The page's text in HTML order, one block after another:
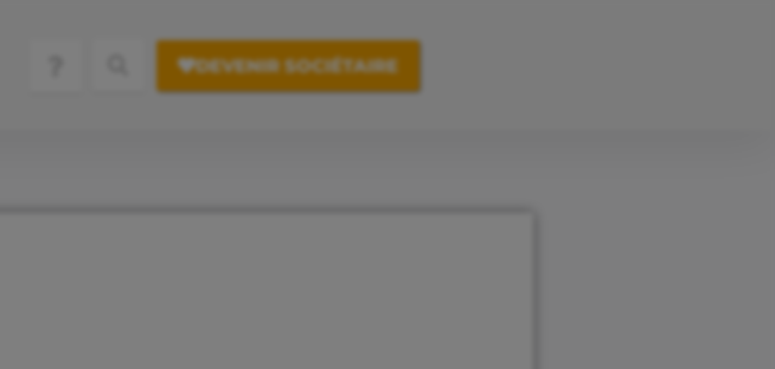
DEVENIR SOCIÉTAIRE